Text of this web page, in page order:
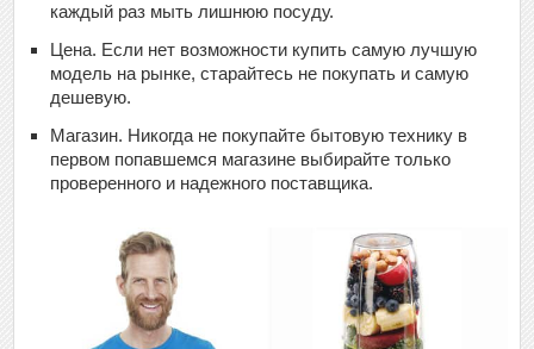
каждый раз мыть лишнюю посуду.
Цена. Если нет возможности купить самую лучшую
модель на рынке, старайтесь не покупать и самую
дешевую.
Магазин. Никогда не покупайте бытовую технику в
первом попавшемся магазине выбирайте только
проверенного и надежного поставщика.